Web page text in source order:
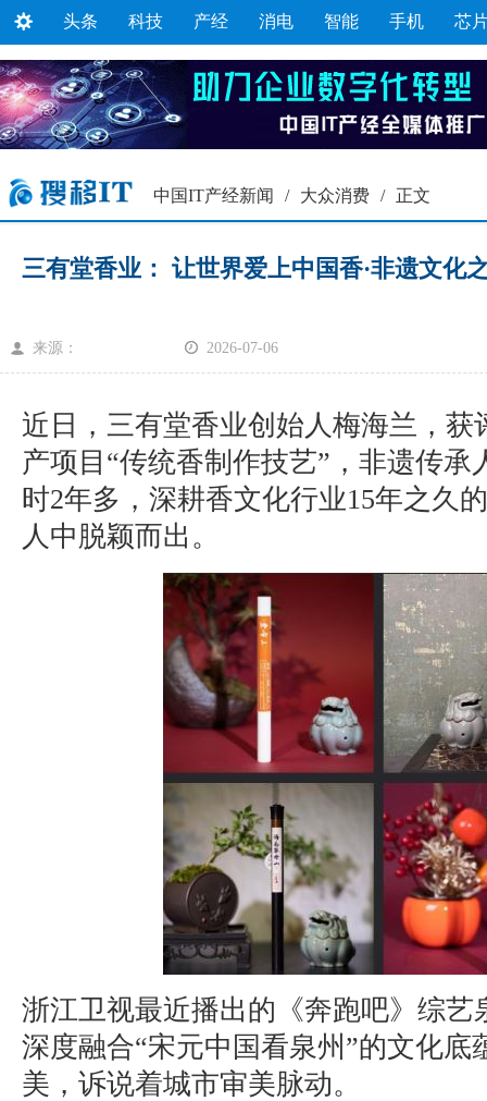
头条 科技 产经 消电 智能 手机 芯
中国IT产经新闻 / 大众消费 / 正文
三有堂香业： 让世界爱上中国香·非遗文化
来源： 2026-07-06
近日，三有堂香业创始人梅海兰，获
产项目“传统香制作技艺”，非遗传承
时2年多，深耕香文化行业15年之久
人中脱颖而出。
浙江卫视最近播出的《奔跑吧》综艺
深度融合“宋元中国看泉州”的文化底
美，诉说着城市审美脉动。